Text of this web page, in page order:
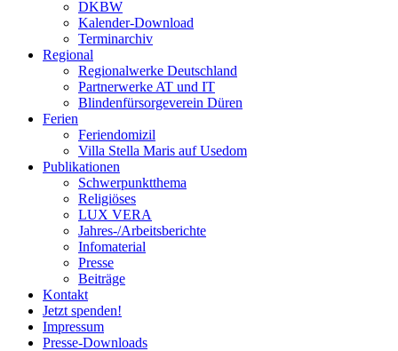
DKBW
Kalender-Download
Terminarchiv
Regional
Regionalwerke Deutschland
Partnerwerke AT und IT
Blindenfürsorgeverein Düren
Ferien
Feriendomizil
Villa Stella Maris auf Usedom
Publikationen
Schwerpunktthema
Religiöses
LUX VERA
Jahres-/​Arbeitsberichte
Infomaterial
Presse
Beiträge
Kontakt
Jetzt spenden!
Impressum
Presse-Downloads